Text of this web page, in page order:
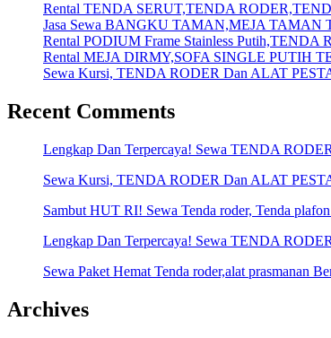
Rental TENDA SERUT,TENDA
Jasa Sewa BANGKU TAMAN,MEJA TAMAN
Rental PODIUM Frame Stainless Putih,TENDA
Rental MEJA DIRMY,SOFA SINGLE PUTIH
Sewa Kursi, TENDA RODER Dan ALAT
Recent Comments
Lengkap Dan Terpercaya! Sewa TENDA
Sewa Kursi, TENDA RODER Dan ALAT
Sambut HUT RI! Sewa Tenda roder, Tenda
Lengkap Dan Terpercaya! Sewa TENDA
Sewa Paket Hemat Tenda roder,alat prasmanan
Archives